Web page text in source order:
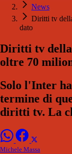
News
Diritti tv
dato
Diritti tv della
oltre 70
Solo l'Inter
termine di
diritti tv. La
Michele Massa